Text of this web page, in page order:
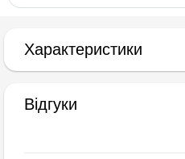
Характеристики
Відгуки